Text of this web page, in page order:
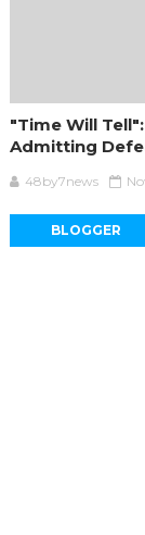
"Time Will
Admitting
48by7news
BLOGGER